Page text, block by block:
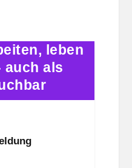
leben
auch als